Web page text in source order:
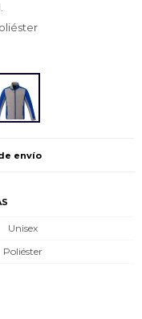
envío
Unisex
Poliéster